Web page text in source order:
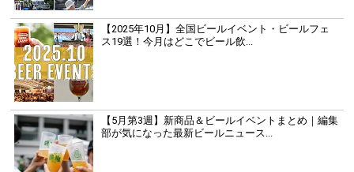
【2025年10月】全国ビールイベント・ビールフェ
ス19選！今月はどこでビール飲...
【5月第3週】新商品＆ビールイベントまとめ｜編集
部が気になった最新ビールニュース...